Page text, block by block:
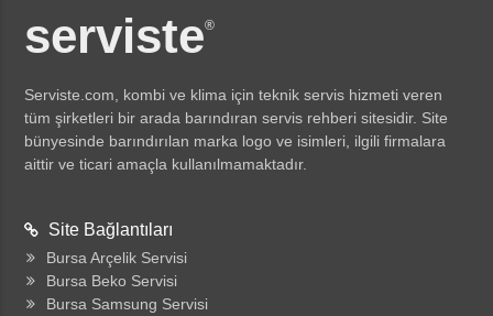
serviste®
Serviste.com , kombi ve klima için teknik servis hizmeti veren
tüm şirketleri bir arada barındıran servis rehberi sitesidir. Site
bünyesinde barındırılan marka logo ve isimleri, ilgili firmalara
aittir ve ticari amaçla kullanılmamaktadır.
Site Bağlantıları
Bursa Arçelik Servisi
Bursa Beko Servisi
Bursa Samsung Servisi